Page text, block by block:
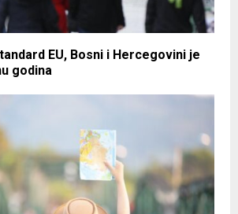
EU, Bosni i Hercegovini je
godina